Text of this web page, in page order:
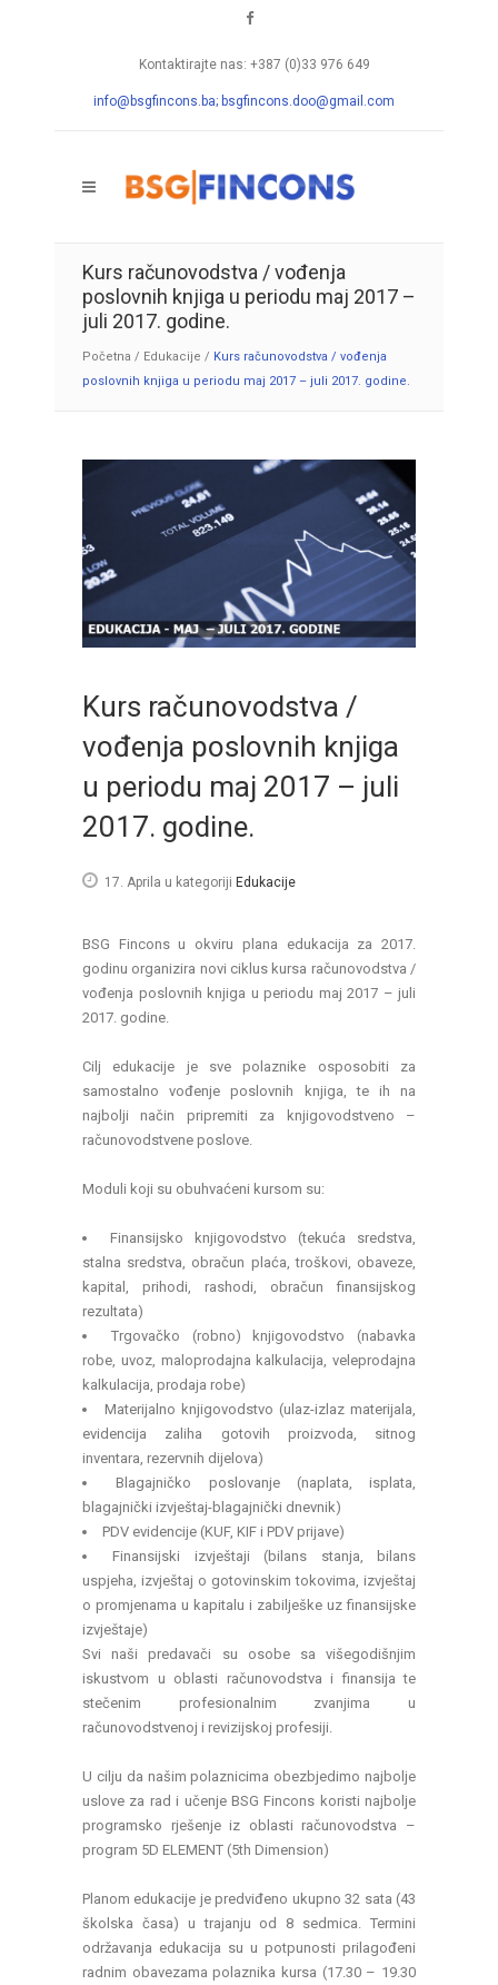
Kontaktirajte nas: +387 (0)33 976 649
info@bsgfincons.ba; bsgfincons.doo@gmail.com
Kurs računovodstva / vođenja
poslovnih knjiga u periodu maj 2017 –
juli 2017. godine.
Početna / Edukacije / Kurs računovodstva / vođenja
poslovnih knjiga u periodu maj 2017 – juli 2017. godine.
Kurs računovodstva /
vođenja poslovnih knjiga
u periodu maj 2017 – juli
2017. godine.
17. Aprila u kategoriji Edukacije
BSG Fincons u okviru plana edukacija za 2017.
godinu organizira novi ciklus kursa računovodstva /
vođenja poslovnih knjiga u periodu maj 2017 – juli
2017. godine.
Cilj edukacije je sve polaznike osposobiti za
samostalno vođenje poslovnih knjiga, te ih na
najbolji način pripremiti za knjigovodstveno –
računovodstvene poslove.
Moduli koji su obuhvaćeni kursom su:
Finansijsko knjigovodstvo (tekuća sredstva,
stalna sredstva, obračun plaća, troškovi, obaveze,
kapital, prihodi, rashodi, obračun finansijskog
rezultata)
Trgovačko (robno) knjigovodstvo (nabavka
robe, uvoz, maloprodajna kalkulacija, veleprodajna
kalkulacija, prodaja robe)
Materijalno knjigovodstvo (ulaz-izlaz materijala,
evidencija zaliha gotovih proizvoda, sitnog
inventara, rezervnih dijelova)
Blagajničko poslovanje (naplata, isplata,
blagajnički izvještaj-blagajnički dnevnik)
PDV evidencije (KUF, KIF i PDV prijave)
Finansijski izvještaji (bilans stanja, bilans
uspjeha, izvještaj o gotovinskim tokovima, izvještaj
o promjenama u kapitalu i zabilješke uz finansijske
izvještaje)
Svi naši predavači su osobe sa višegodišnjim
iskustvom u oblasti računovodstva i finansija te
stečenim profesionalnim zvanjima u
računovodstvenoj i revizijskoj profesiji.
U cilju da našim polaznicima obezbjedimo najbolje
uslove za rad i učenje BSG Fincons koristi najbolje
programsko rješenje iz oblasti računovodstva –
program 5D ELEMENT (5th Dimension)
Planom edukacije je predviđeno ukupno 32 sata (43
školska časa) u trajanju od 8 sedmica. Termini
održavanja edukacija su u potpunosti prilagođeni
radnim obavezama polaznika kursa (17.30 – 19.30